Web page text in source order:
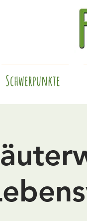
Schwerpunkte